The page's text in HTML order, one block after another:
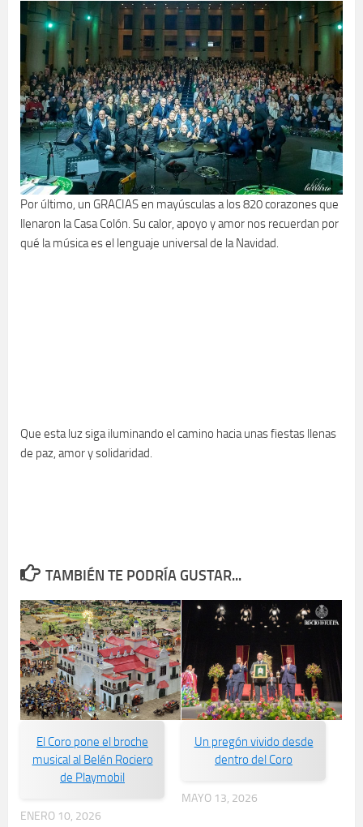
Por último, un GRACIAS en mayúsculas a los 820 corazones que
llenaron la Casa Colón. Su calor, apoyo y amor nos recuerdan por
qué la música es el lenguaje universal de la Navidad.
Que esta luz siga iluminando el camino hacia unas fiestas llenas
de paz, amor y solidaridad.
TAMBIÉN TE PODRÍA GUSTAR...
El Coro pone el broche
musical al Belén Rociero
de Playmobil
ENERO 10, 2026
Un pregón vivido desde
dentro del Coro
MAYO 13, 2026